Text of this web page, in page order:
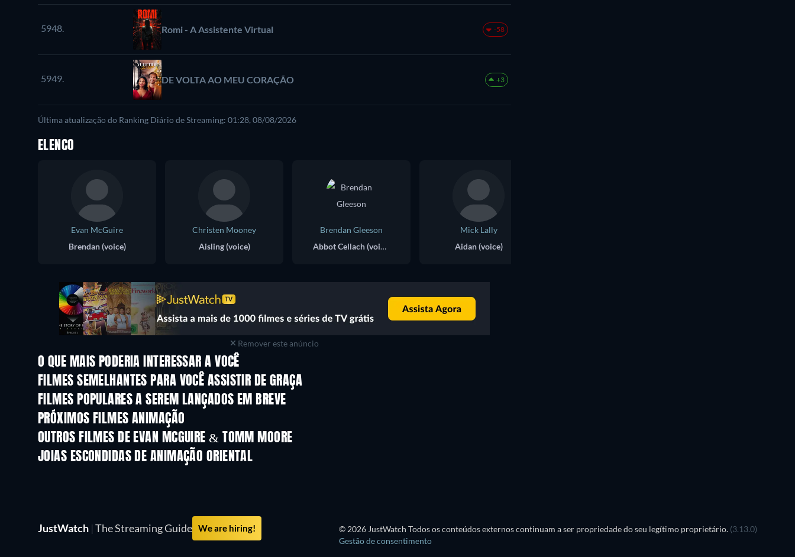
5948. Romi - A Assistente Virtual -58
5949. DE VOLTA AO MEU CORAÇÃO +3
Última atualização do Ranking Diário de Streaming: 01:28, 08/08/2026
ELENCO
Evan McGuire
Brendan (voice)
Christen Mooney
Aisling (voice)
Brendan Gleeson
Abbot Cellach (voice)
Mick Lally
Aidan (voice)
Remover este anúncio
O QUE MAIS PODERIA INTERESSAR A VOCÊ
FILMES SEMELHANTES PARA VOCÊ ASSISTIR DE GRAÇA
FILMES POPULARES A SEREM LANÇADOS EM BREVE
PRÓXIMOS FILMES ANIMAÇÃOLEGO Disney Princess:
Magical Mayhem
OUTROS FILMES DE EVAN MCGUIRE & TOMM MOORE
JOIAS ESCONDIDAS DE ANIMAÇÃO ORIENTAL
Série
JustWatch | The Streaming Guide We are hiring! © 2026 JustWatch Todos os conteúdos externos continuam a ser propriedade do seu legítimo proprietário. (3.13.0)
Gestão de consentimento